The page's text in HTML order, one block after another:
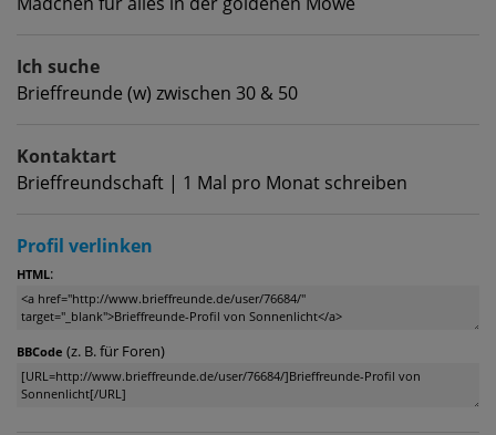
Ich suche
Brieffreunde (w) zwischen 30 & 50
Kontaktart
Brieffreundschaft | 1 Mal pro Monat schreiben
Profil verlinken
HTML:
BBCode (z. B. für Foren)